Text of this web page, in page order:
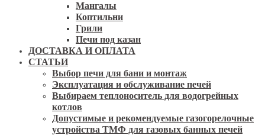
Мангалы
Коптильни
Грили
Печи под казан
ДОСТАВКА И ОПЛАТА
СТАТЬИ
Выбор печи для бани и монтаж
Эксплуатация и обслуживание печей
Выбираем теплоноситель для водогрейных
котлов
Допустимые и рекомендуемые газогорелочные
устройства ТМФ для газовых банных печей